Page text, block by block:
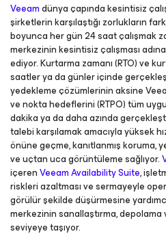
Veeamdünya çapında kesintisiz
şirketlerin karşılaştığı zorlukların
boyunca her gün 24 saat çalışmak
merkezinin kesintisiz çalışması
ediyor. Kurtarma zamanı (RTO) ve
saatler ya da günler içinde
yedekleme çözümlerinin aksine
ve nokta hedeflerini (RTPO) tüm
dakika ya da daha azında
talebi karşılamak amacıyla yüksek
önüne geçme, kanıtlanmış
ve uçtan uca görüntüleme sağlıyor.
içerenVeeam Availability Suite,
riskleri azaltması ve sermayeyle
görülür şekilde düşürmesine
merkezinin sanallaştırma,
seviyeye taşıyor.